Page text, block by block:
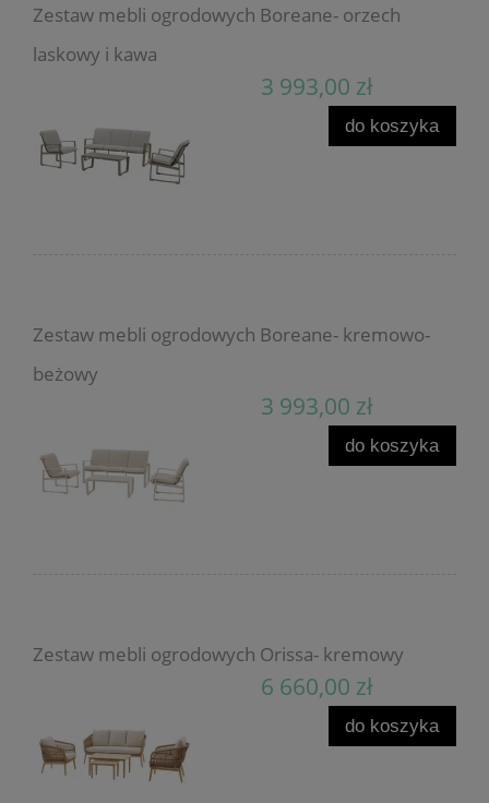
Zestaw mebli ogrodowych Boreane- orzech
laskowy i kawa
3 993,00 zł
do koszyka
Zestaw mebli ogrodowych Boreane- kremowo-
beżowy
3 993,00 zł
do koszyka
Zestaw mebli ogrodowych Orissa- kremowy
6 660,00 zł
do koszyka